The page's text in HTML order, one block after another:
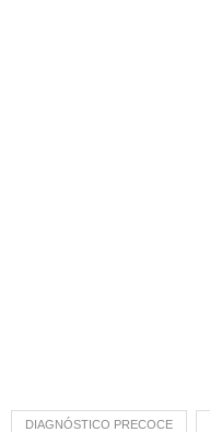
DIAGNÓSTICO PRECOCE